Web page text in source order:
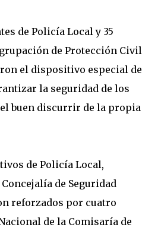
de Policía Local y 35
de Protección Civil
el dispositivo especial de
la seguridad de los
buen discurrir de la propia
de Policía Local,
de Seguridad
reforzados por cuatro
de la Comisaría de